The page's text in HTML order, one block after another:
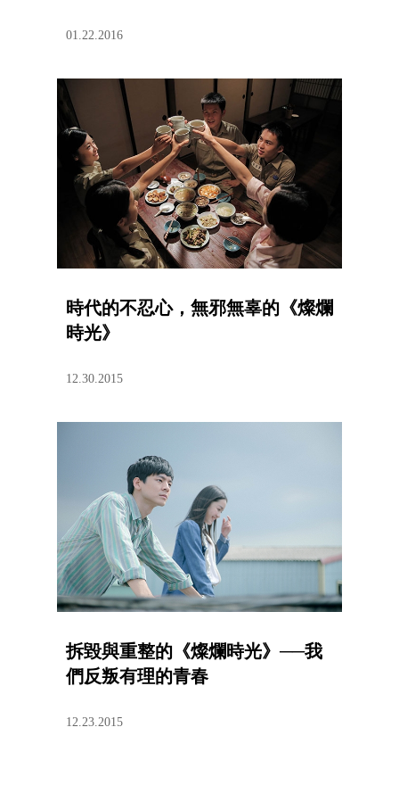
01.22.2016
時代的不忍心，無邪無辜的《燦爛
時光》
12.30.2015
拆毀與重整的《燦爛時光》──我
們反叛有理的青春
12.23.2015